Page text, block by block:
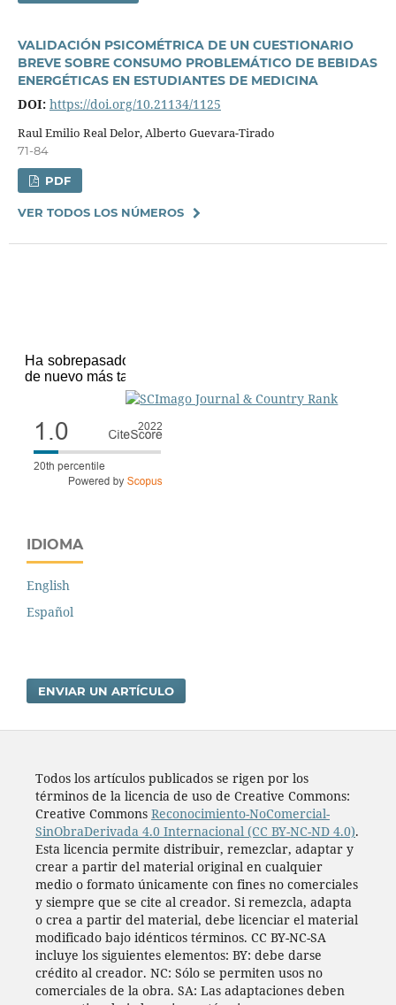
VALIDACIÓN PSICOMÉTRICA DE UN CUESTIONARIO
BREVE SOBRE CONSUMO PROBLEMÁTICO DE BEBIDAS
ENERGÉTICAS EN ESTUDIANTES DE MEDICINA
DOI: https://doi.org/10.21134/1125
Raul Emilio Real Delor, Alberto Guevara-Tirado
71-84
PDF
VER TODOS LOS NÚMEROS
IDIOMA
English
Español
ENVIAR UN ARTÍCULO
Todos los artí­culos publicados se rigen por los
términos de la licencia de uso de Creative Commons:
Creative Commons Reconocimiento-NoComercial-
SinObraDerivada 4.0 Internacional (CC BY-NC-ND 4.0).
Esta licencia permite distribuir, remezclar, adaptar y
crear a partir del material original en cualquier
medio o formato únicamente con fines no comerciales
y siempre que se cite al creador. Si remezcla, adapta
o crea a partir del material, debe licenciar el material
modificado bajo idénticos términos. CC BY-NC-SA
incluye los siguientes elementos: BY: debe darse
crédito al creador. NC: Sólo se permiten usos no
comerciales de la obra. SA: Las adaptaciones deben